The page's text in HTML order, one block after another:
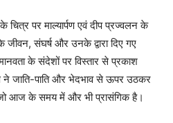
पर माल्यार्पण एवं दीप प्रज्वलन के
संघर्ष और उनके द्वारा दिए गए
के संदेशों पर विस्तार से प्रकाश
ने जाति-पाति और भेदभाव से ऊपर उठकर
जो आज के समय में और भी प्रासंगिक है।